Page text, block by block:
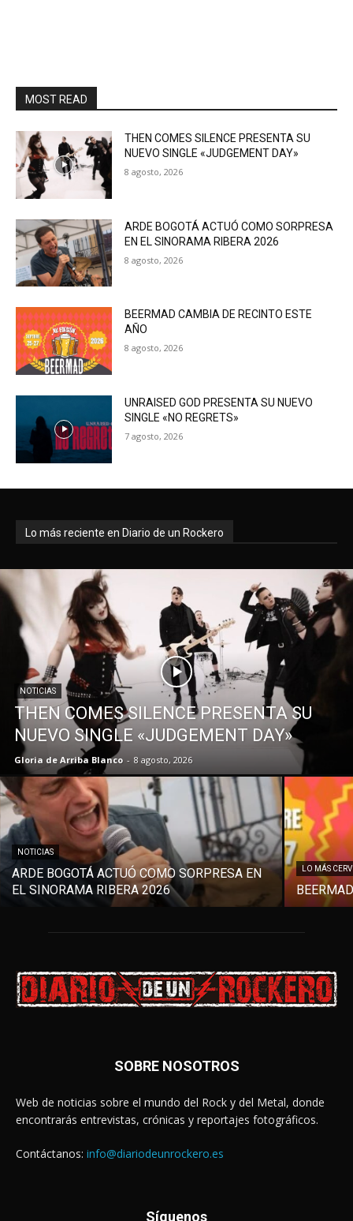
MOST READ
THEN COMES SILENCE PRESENTA SU
NUEVO SINGLE «JUDGEMENT DAY»
8 agosto, 2026
ARDE BOGOTÁ ACTUÓ COMO SORPRESA
EN EL SINORAMA RIBERA 2026
8 agosto, 2026
BEERMAD CAMBIA DE RECINTO ESTE
AÑO
8 agosto, 2026
UNRAISED GOD PRESENTA SU NUEVO
SINGLE «NO REGRETS»
7 agosto, 2026
Lo más reciente en Diario de un Rockero
NOTICIAS
THEN COMES SILENCE PRESENTA SU
NUEVO SINGLE «JUDGEMENT DAY»
Gloria de Arriba Blanco - 8 agosto, 2026
NOTICIAS
ARDE BOGOTÁ ACTUÓ COMO SORPRESA EN
EL SINORAMA RIBERA 2026
LO MÁS
SOBRE NOSOTROS
Web de noticias sobre el mundo del Rock y del Metal, donde
encontrarás entrevistas, crónicas y reportajes fotográficos.
Contáctanos: info@diariodeunrockero.es
Síguenos